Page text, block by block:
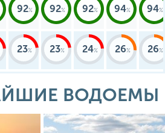
92 92 92 94 94
23 23 24 26 26
ВОДОЕМЫ